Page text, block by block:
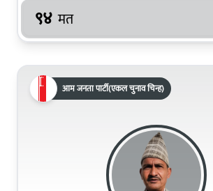
९४ मत
आम जनता पार्टी(एकल चुनाव चिन्ह)